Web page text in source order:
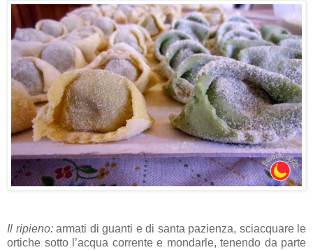
Il ripieno:armati di guanti e di santa pazienza, sciacquare le
ortiche sotto l’acqua corrente e mondarle, tenendo da parte